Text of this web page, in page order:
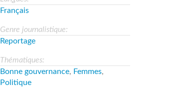
Français
Genre journalistique:
Reportage
Thématiques:
Bonne gouvernance, Femmes,
Politique